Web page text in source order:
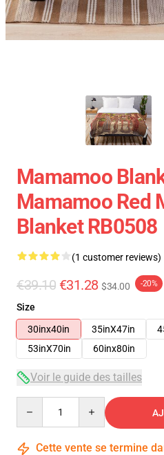
Mamamoo
Mamamoo Red
Blanket RB0508
(1 customer reviews)
€39.10 €31.28 $34.00 -20%
Size
30inx40in
35inX47in
53inX70in
60inx80in
Voir le guide des tailles
Cette vente se termine